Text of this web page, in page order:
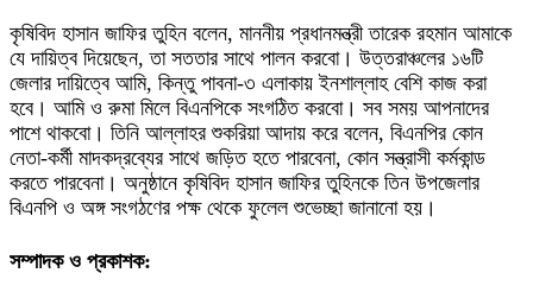
কৃষিবিদ হাসান জাফির তুহিন বলেন, মাননীয় প্রধানমন্ত্রী তারেক রহমান আমাকে
যে দায়িত্ব দিয়েছেন, তা সততার সাথে পালন করবো। উত্তরাঞ্চলের ১৬টি
জেলার দায়িত্বে আমি, কিন্তু পাবনা-৩ এলাকায় ইনশাল্লাহ বেশি কাজ করা
হবে। আমি ও রুমা মিলে বিএনপিকে সংগঠিত করবো। সব সময় আপনাদের
পাশে থাকবো। তিনি আল্লাহর শুকরিয়া আদায় করে বলেন, বিএনপির কোন
নেতা-কর্মী মাদকদ্রব্যের সাথে জড়িত হতে পারবেনা, কোন সন্ত্রাসী কর্মকান্ড
করতে পারবেনা। অনুষ্ঠানে কৃষিবিদ হাসান জাফির তুহিনকে তিন উপজেলার
বিএনপি ও অঙ্গ সংগঠণের পক্ষ থেকে ফুলেল শুভেচ্ছা জানানো হয়।
সম্পাদক ও প্রকাশক: